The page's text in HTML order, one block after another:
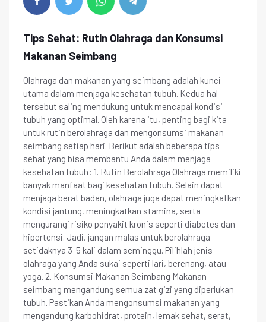
Tips Sehat: Rutin Olahraga dan Konsumsi
Makanan Seimbang
Olahraga dan makanan yang seimbang adalah kunci
utama dalam menjaga kesehatan tubuh. Kedua hal
tersebut saling mendukung untuk mencapai kondisi
tubuh yang optimal. Oleh karena itu, penting bagi kita
untuk rutin berolahraga dan mengonsumsi makanan
seimbang setiap hari. Berikut adalah beberapa tips
sehat yang bisa membantu Anda dalam menjaga
kesehatan tubuh: 1. Rutin Berolahraga Olahraga memiliki
banyak manfaat bagi kesehatan tubuh. Selain dapat
menjaga berat badan, olahraga juga dapat meningkatkan
kondisi jantung, meningkatkan stamina, serta
mengurangi risiko penyakit kronis seperti diabetes dan
hipertensi. Jadi, jangan malas untuk berolahraga
setidaknya 3-5 kali dalam seminggu. Pilihlah jenis
olahraga yang Anda sukai seperti lari, berenang, atau
yoga. 2. Konsumsi Makanan Seimbang Makanan
seimbang mengandung semua zat gizi yang diperlukan
tubuh. Pastikan Anda mengonsumsi makanan yang
mengandung karbohidrat, protein, lemak sehat, serat,